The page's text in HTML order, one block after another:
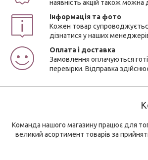
наявність акцій також можна
Інформація та фото
Кожен товар
дізнатися у наших
Оплата і доставка
Замовлення оплачуються
перевірки. Відправка
Команда нашого магазину працює для
великий асортимент товарів за